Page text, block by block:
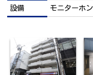
設備 モニターホ